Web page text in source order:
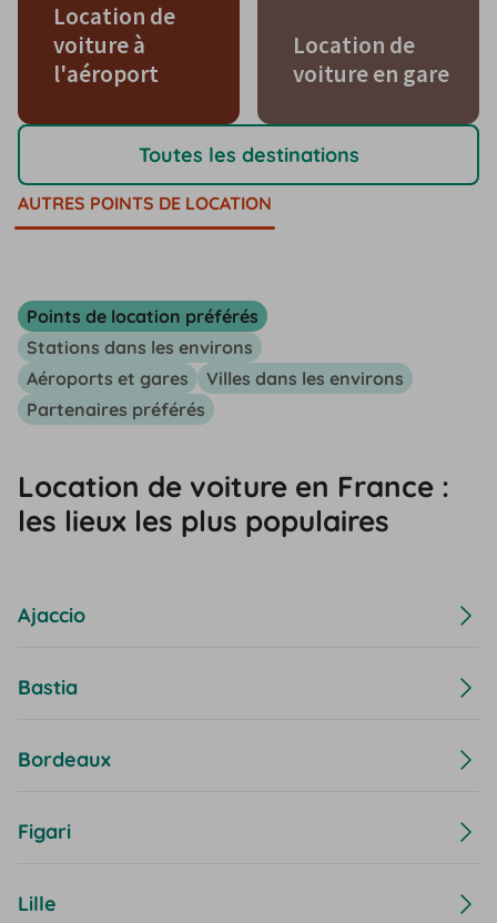
Location de
voiture à
l'aéroport
Location de
voiture en gare
Toutes les destinations
AUTRES POINTS DE LOCATION
Points de location préférés
Stations dans les environs
Aéroports et gares
Villes dans les environs
Partenaires préférés
Location de voiture en France :
les lieux les plus populaires
Ajaccio
Bastia
Bordeaux
Figari
Lille